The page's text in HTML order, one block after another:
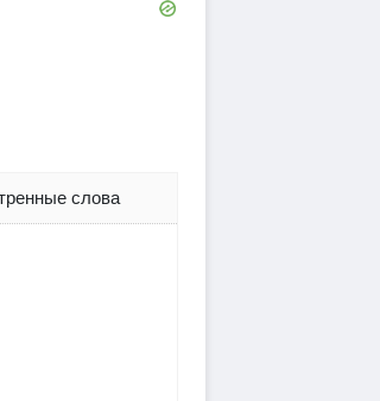
слова